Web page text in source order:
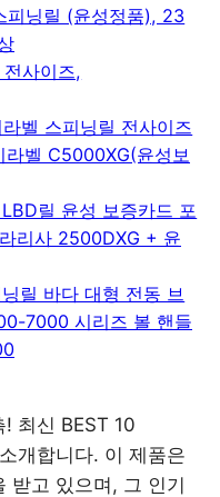
피닝릴 (윤성정품), 23
사이즈,
벨 스피닝릴 전사이즈
벨 C5000XG(윤성보
릴 윤성 보증카드 포
리사 2500DXG + 윤
릴 바다 대형 전동 브
7000 시리즈 볼 핸들
개합니다. 이 제품은
받고 있으며, 그 인기